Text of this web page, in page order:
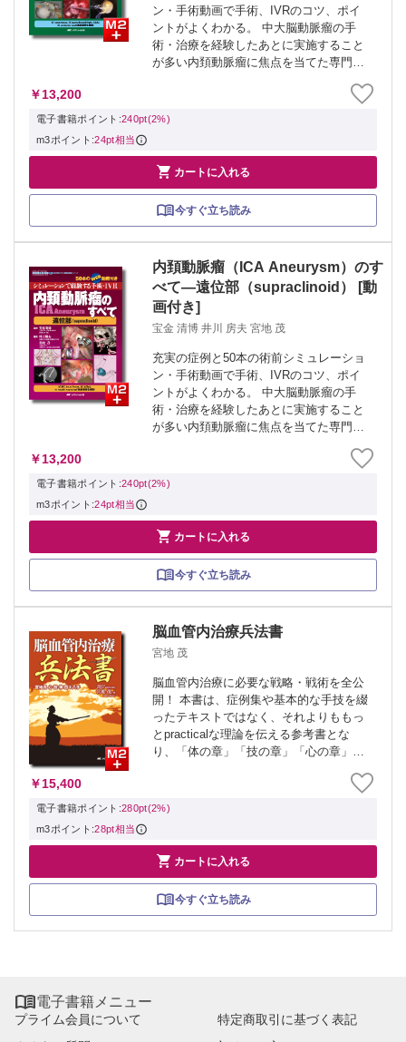
ン・手術動画で手術、IVRのコツ、ポイ
ントがよくわかる。 中大脳動脈瘤の手
術・治療を経験したあとに実施すること
が多い内頚動脈瘤に焦点を当てた専門
paraclinoid〔Oph、SHA）、IC anterior ...
￥13,200
電子書籍ポイント:240pt(2%)
m3ポイント:24pt相当
 カートに入れる
今すぐ立ち読み
内頚動脈瘤（ICA Aneurysm）のす
べて―遠位部（supraclinoid） [動
画付き]
宝金 清博 井川 房夫 宮地 茂
充実の症例と50本の術前シミュレーショ
ン・手術動画で手術、IVRのコツ、ポイ
ントがよくわかる。 中大脳動脈瘤の手
術・治療を経験したあとに実施すること
が多い内頚動脈瘤に焦点を当てた専門
Pcom、IC-AChA、IC top〔IC terminal〕
等）について...
￥13,200
電子書籍ポイント:240pt(2%)
m3ポイント:24pt相当
 カートに入れる
今すぐ立ち読み
脳血管内治療兵法書
宮地 茂
脳血管内治療に必要な戦略・戦術を全公
開！ 本書は、症例集や基本的な手技を綴
ったテキストではなく、それよりももっ
とpracticalな理論を伝える参考書とな
り、「体の章」「技の章」「心の章」と3
して治療理論を説いた一冊。 一つ一つの
項目で、筆者の体験を小説を読むよう...
￥15,400
電子書籍ポイント:280pt(2%)
m3ポイント:28pt相当
 カートに入れる
今すぐ立ち読み
電子書籍メニュー
プライム会員について
特定商取引に基づく表記